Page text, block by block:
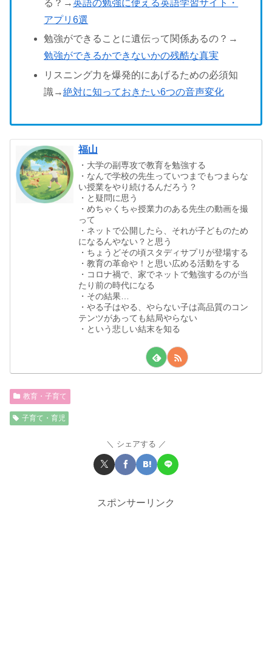
る？→英語の勉強に使える英語学習サイト・
アプリ6選
勉強ができることに遺伝って関係あるの？→
勉強ができるかできないかの残酷な真実
リスニング力を爆発的にあげるための必須知
識→絶対に知っておきたい6つの音声変化
福山
・大学の副専攻で教育を勉強する
・なんで学校の先生っていつまでもつまらな
い授業をやり続けるんだろう？
・と疑問に思う
・めちゃくちゃ授業力のある先生の動画を撮
って
・ネットで公開したら、それが子どものため
になるんやない？と思う
・ちょうどその頃スタディサプリが登場する
・教育の革命や！と思い広める活動をする
・コロナ禍で、家でネットで勉強するのが当
たり前の時代になる
・その結果…
・やる子はやる、やらない子は高品質のコン
テンツがあっても結局やらない
・という悲しい結末を知る
教育・子育て
子育て・育児
シェアする
スポンサーリンク